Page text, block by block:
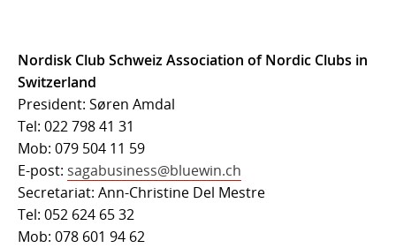
Nordisk Club Schweiz Association of Nordic Clubs in
Switzerland
President: Søren Amdal
Tel: 022 798 41 31
Mob: 079 504 11 59
E-post: sagabusiness@bluewin.ch
Secretariat: Ann-Christine Del Mestre
Tel: 052 624 65 32
Mob: 078 601 94 62